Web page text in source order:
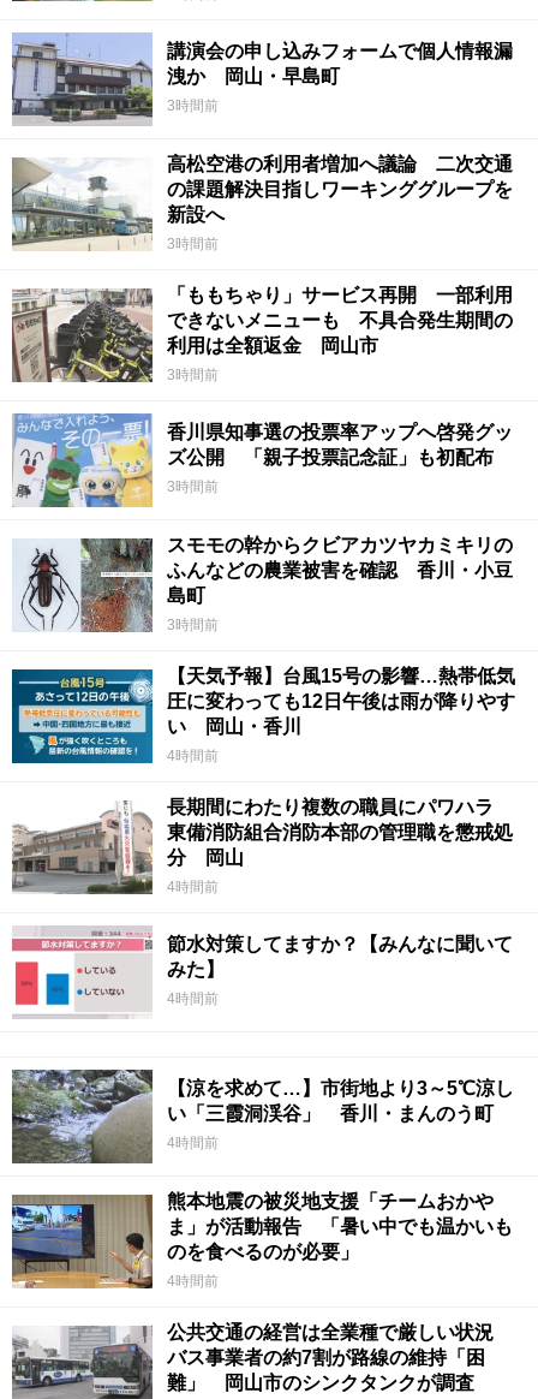
講演会の申し込みフォームで個人情報漏
洩か 岡山・早島町
3時間前
高松空港の利用者増加へ議論 二次交通
の課題解決目指しワーキンググループを
新設へ
3時間前
「ももちゃり」サービス再開 一部利用
できないメニューも 不具合発生期間の
利用は全額返金 岡山市
3時間前
香川県知事選の投票率アップへ啓発グッ
ズ公開 「親子投票記念証」も初配布
3時間前
スモモの幹からクビアカツヤカミキリの
ふんなどの農業被害を確認 香川・小豆
島町
3時間前
【天気予報】台風15号の影響…熱帯低気
圧に変わっても12日午後は雨が降りやす
い 岡山・香川
4時間前
長期間にわたり複数の職員にパワハラ
東備消防組合消防本部の管理職を懲戒処
分 岡山
4時間前
節水対策してますか？【みんなに聞いて
みた】
4時間前
【涼を求めて…】市街地より3～5℃涼し
い「三霞洞渓谷」 香川・まんのう町
4時間前
熊本地震の被災地支援「チームおかや
ま」が活動報告 「暑い中でも温かいも
のを食べるのが必要」
4時間前
公共交通の経営は全業種で厳しい状況
バス事業者の約7割が路線の維持「困
難」 岡山市のシンクタンクが調査